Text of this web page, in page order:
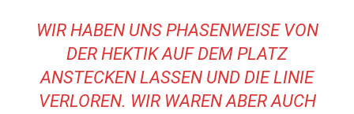
WIR HABEN UNS PHASENWEISE VON
DER HEKTIK AUF DEM PLATZ
ANSTECKEN LASSEN UND DIE LINIE
VERLOREN. WIR WAREN ABER AUCH